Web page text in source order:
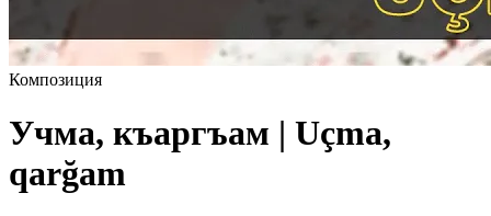
Композиция
Учма, къаргъам | Uçma,
qarğam